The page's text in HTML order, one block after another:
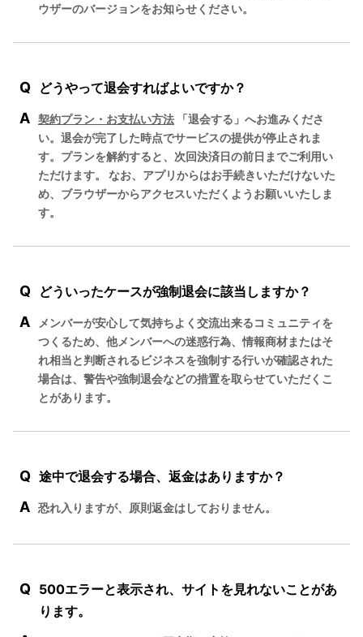
ウザーのバージョンをお知らせください。
Q どうやって退会すればよいですか？
A 契約プラン・お支払い方法 「退会する」へお進みくださ
い。退会が完了した時点でサービスの提供が停止されま
す。プランを解約すると、次回決済日の前日までご利用い
ただけます。 なお、アプリからはお手続きいただけないた
め、ブラウザーからアクセスいただくようお願いいたしま
す。
Q どういったケースが強制退会に該当しますか？
A
メンバーが安心して気持ちよく交流出来るコミュニティを
つくるため、他メンバーへの迷惑行為、情報商材またはそ
れ相当と判断されるビジネスを強制する行いが確認された
場合は、警告や強制退会などの措置を取らせていただくこ
とがあります。
Q 途中で退会する場合、返金はありますか？
A 恐れ入りますが、原則返金はしておりません。
Q 500エラーと表示され、サイトを見れないことがあ
ります。